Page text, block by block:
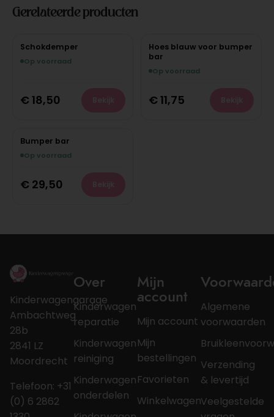
Gerelateerde producten
Schokdemper
Op voorraad
€ 18,50
Hoes blauw voor bumper
bar
Op voorraad
€ 11,75
Bumper bar
Op voorraad
€ 29,50
Kinderwagengarage
Ambachtweg
28b
2841 LZ
Moordrecht
Telefoon: +31
(0) 6 2862
Over
Kinderwagen
reparatie
Kinderwagen
reiniging
Kinderwagen
onderdelen
Mijn
account
Mijn account
Mijn
bestellingen
Favorieten
Winkelwagen
Algemene
voorwaarden
Verzending
& levertijd
Veelgestelde